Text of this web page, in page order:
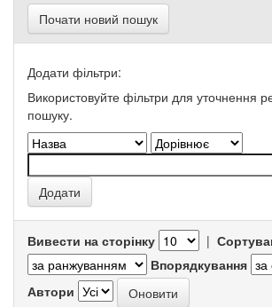
Почати новий пошук
Додати фільтри:
Використовуйте фільтри для уточнення
пошуку.
Вивести на сторінку |
Впорядкування
Автори